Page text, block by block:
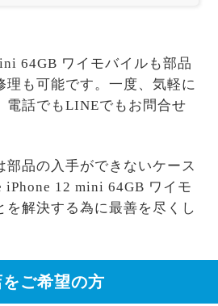
64GB ワイモバイルも部品
理も可能です。一度、気軽に
電話でもLINEでもお問合せ
部品の入手ができないケース
iPhone 12 mini 64GB ワイモ
を解決する為に最善を尽くし
ご希望の方